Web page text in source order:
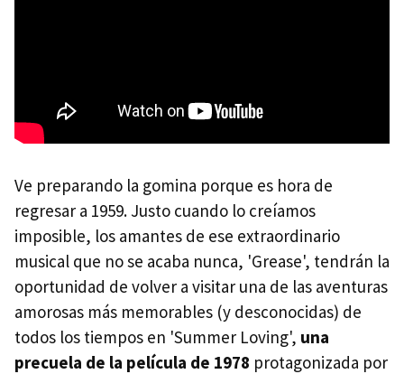
Ve preparando la gomina porque es hora de
regresar a 1959. Justo cuando lo creíamos
imposible, los amantes de ese extraordinario
musical que no se acaba nunca, 'Grease', tendrán la
oportunidad de volver a visitar una de las aventuras
amorosas más memorables (y desconocidas) de
todos los tiempos en 'Summer Loving', una
precuela de la película de 1978 protagonizada por